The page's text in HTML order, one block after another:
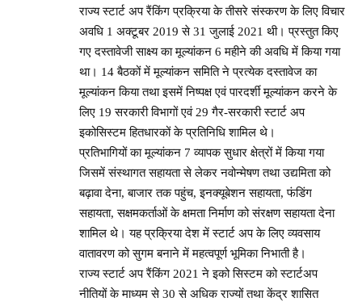
राज्य स्टार्ट अप रैंकिंग प्रक्रिया के तीसरे संस्करण के लिए विचार
अवधि 1 अक्टूबर 2019 से 31 जुलाई 2021 थी। प्रस्तुत किए
गए दस्तावेजी साक्ष्य का मूल्यांकन 6 महीने की अवधि में किया गया
था। 14 बैठकों में मूल्यांकन समिति ने प्रत्येक दस्तावेज का
मूल्यांकन किया तथा इसमें निष्पक्ष एवं पारदर्शी मूल्यांकन करने के
लिए 19 सरकारी विभागों एवं 29 गैर-सरकारी स्टार्ट अप
इकोसिस्टम हितधारकों के प्रतिनिधि शामिल थे।
प्रतिभागियों का मूल्यांकन 7 व्यापक सुधार क्षेत्रों में किया गया
जिसमें संस्थागत सहायता से लेकर नवोन्मेषण तथा उद्यमिता को
बढ़ावा देना, बाजार तक पहुंच, इनक्यूबेशन सहायता, फंडिंग
सहायता, सक्षमकर्ताओं के क्षमता निर्माण को संरक्षण सहायता देना
शामिल थे। यह प्रक्रिया देश में स्टार्ट अप के लिए व्यवसाय
वातावरण को सुगम बनाने में महत्वपूर्ण भूमिका निभाती है।
राज्य स्टार्ट अप रैंकिंग 2021 ने इको सिस्टम को स्टार्टअप
नीतियों के माध्यम से 30 से अधिक राज्यों तथा केंद्र शासित